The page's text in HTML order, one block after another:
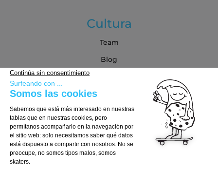
Cultura
Team
Blog
Guía de compra
Cómo Elegir tu Tabla